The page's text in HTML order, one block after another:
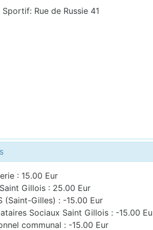
Rue de Russie 41
: 15.00 Eur
Gillois : 25.00 Eur
(Saint-Gilles) : -15.00 Eur
Sociaux Saint Gillois : -15.00
communal : -15.00 Eur